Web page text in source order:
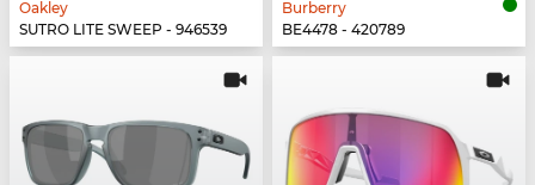
Oakley
SUTRO LITE SWEEP - 946539
Burberry
BE4478 - 420789